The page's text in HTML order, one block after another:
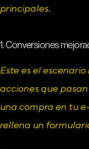
principales.
1. Conversiones
Este es el
acciones que
una compra en tu
rellena un